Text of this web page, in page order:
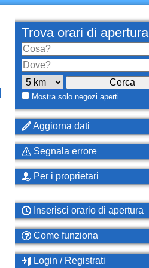
Trova orari di apertura
Mostra solo negozi aperti
Aggiorna dati
Segnala errore
Per i proprietari
Inserisci orario di apertura
Come funziona
Login / Registrati